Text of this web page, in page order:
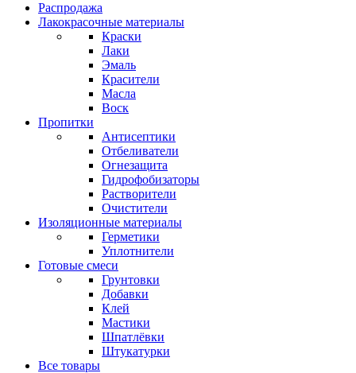
Распродажа
Лакокрасочные материалы
Краски
Лаки
Эмаль
Красители
Масла
Воск
Пропитки
Антисептики
Отбеливатели
Огнезащита
Гидрофобизаторы
Растворители
Очистители
Изоляционные материалы
Герметики
Уплотнители
Готовые смеси
Грунтовки
Добавки
Клей
Мастики
Шпатлёвки
Штукатурки
Все товары